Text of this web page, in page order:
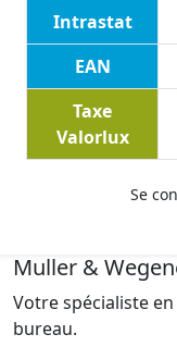
Intrastat
EAN
Taxe
Valorlux
Se
Muller &
Votre spécialiste
bureau.